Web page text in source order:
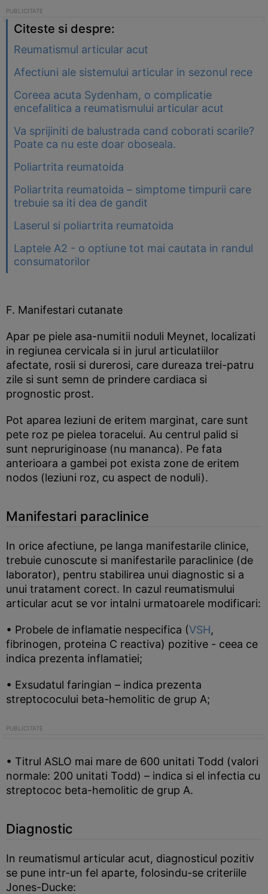
Citeste si despre:
Reumatismul articular acut
Afectiuni ale sistemului articular in sezonul rece
Coreea acuta Sydenham, o complicatie
encefalitica a reumatismului articular acut
Va sprijiniti de balustrada cand coborati scarile?
Poate ca nu este doar oboseala.
Poliartrita reumatoida
Poliartrita reumatoida – simptome timpurii care
trebuie sa iti dea de gandit
Laserul si poliartrita reumatoida
Laptele A2 - o optiune tot mai cautata in randul
consumatorilor
F. Manifestari cutanate
Apar pe piele asa-numitii noduli Meynet, localizati
in regiunea cervicala si in jurul articulatiilor
afectate, rosii si durerosi, care dureaza trei-patru
zile si sunt semn de prindere cardiaca si
prognostic prost.
Pot aparea leziuni de eritem marginat, care sunt
pete roz pe pielea toracelui. Au centrul palid si
sunt nepruriginoase (nu mananca). Pe fata
anterioara a gambei pot exista zone de eritem
nodos (leziuni roz, cu aspect de noduli).
Manifestari paraclinice
In orice afectiune, pe langa manifestarile clinice,
trebuie cunoscute si manifestarile paraclinice (de
laborator), pentru stabilirea unui diagnostic si a
unui tratament corect. In cazul reumatismului
articular acut se vor intalni urmatoarele modificari:
• Probele de inflamatie nespecifica (VSH,
fibrinogen, proteina C reactiva) pozitive - ceea ce
indica prezenta inflamatiei;
• Exsudatul faringian – indica prezenta
streptococului beta-hemolitic de grup A;
• Titrul ASLO mai mare de 600 unitati Todd (valori
normale: 200 unitati Todd) – indica si el infectia cu
streptococ beta-hemolitic de grup A.
Diagnostic
In reumatismul articular acut, diagnosticul pozitiv
se pune intr-un fel aparte, folosindu-se criteriile
Jones-Ducke: